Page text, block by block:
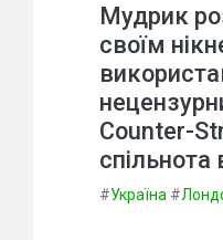
Мудрик
своїм
Counter-
спільнота
#Україна #